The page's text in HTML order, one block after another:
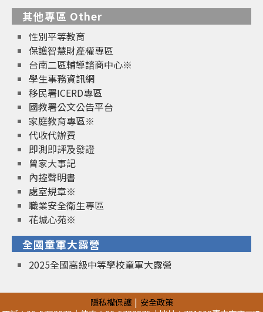
其他專區 Other
性別平等教育
保護智慧財產權專區
台南二區輔導諮商中心※
學生事務資訊網
移民署ICERD專區
國教署公文公告平台
家庭教育專區※
代收代辦費
即測即評及發證
曾家大事記
內控聲明書
處室規章※
職業安全衛生專區
花城心苑※
全國童軍大露營
2025全國高級中等學校童軍大露營
隱私權保護
安全政策